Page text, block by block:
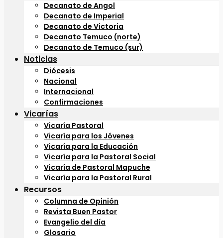
Decanato de Angol
Decanato de Imperial
Decanato de Victoria
Decanato Temuco (norte)
Decanato de Temuco (sur)
Noticias
Diócesis
Nacional
Internacional
Confirmaciones
Vicarías
Vicaría Pastoral
Vicaría para los Jóvenes
Vicaría para la Educación
Vicaría para la Pastoral Social
Vicaría de Pastoral Mapuche
Vicaría para la Pastoral Rural
Recursos
Columna de Opinión
Revista Buen Pastor
Evangelio del día
Glosario